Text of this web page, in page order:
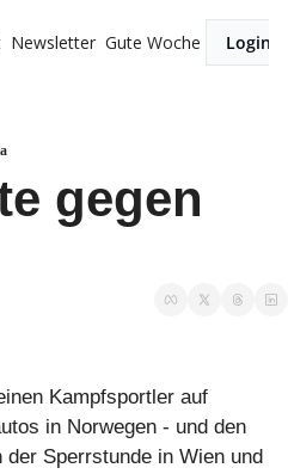
Newsletter Gute Woche Login
gegen
Kampfsportler auf
in Norwegen - und den
Sperrstunde in Wien und